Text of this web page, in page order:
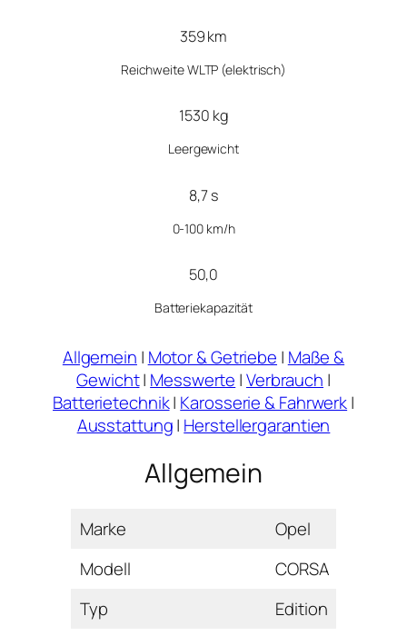
359 km
Reichweite WLTP (elektrisch)
1530 kg
Leergewicht
8,7 s
0-100 km/h
50,0
Batteriekapazität
Allgemein | Motor & Getriebe | Maße &
Gewicht| Messwerte |Verbrauch |
Batterietechnik| Karosserie & Fahrwerk|
Ausstattung| Herstellergarantien
Allgemein
Marke
Opel
Modell
CORSA
Typ
Edition